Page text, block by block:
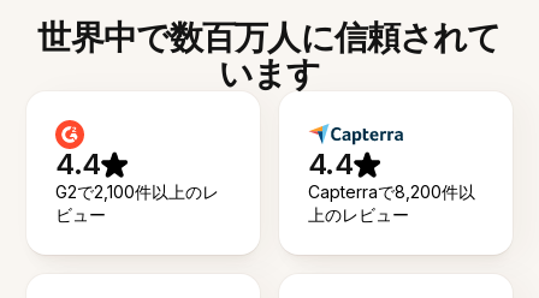
世界中で数百万人に信頼されて
います
4.4
G2で2,100件以上のレ
ビュー
4.4
Capterraで8,200件以
上のレビュー